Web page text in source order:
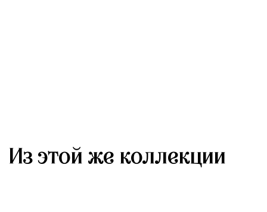
Из этой же коллекции